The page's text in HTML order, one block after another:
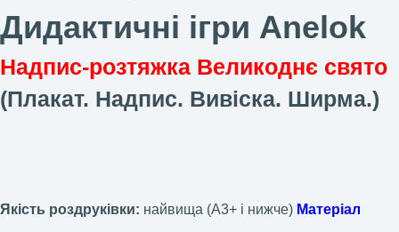
Дидактичні ігри Anelok
Надпис-розтяжка Великоднє свято
(Плакат. Надпис. Вивіска. Ширма.)
Якість роздруківки: найвища (А3+ і нижче) Матеріал